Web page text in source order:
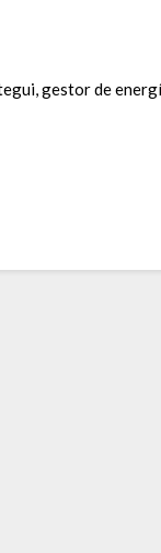
gestor de